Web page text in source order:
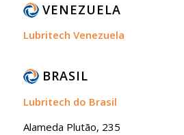
VENEZUELA
Lubritech Venezuela
BRASIL
Lubritech do Brasil
Alameda Plutão, 235